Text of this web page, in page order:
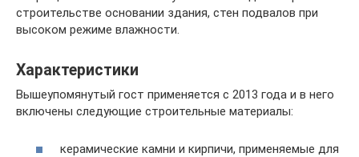
строительстве основании здания, стен подвалов при
высоком режиме влажности.
Характеристики
Вышеупомянутый гост применяется с 2013 года и в него
включены следующие строительные материалы:
керамические камни и кирпичи, применяемые для